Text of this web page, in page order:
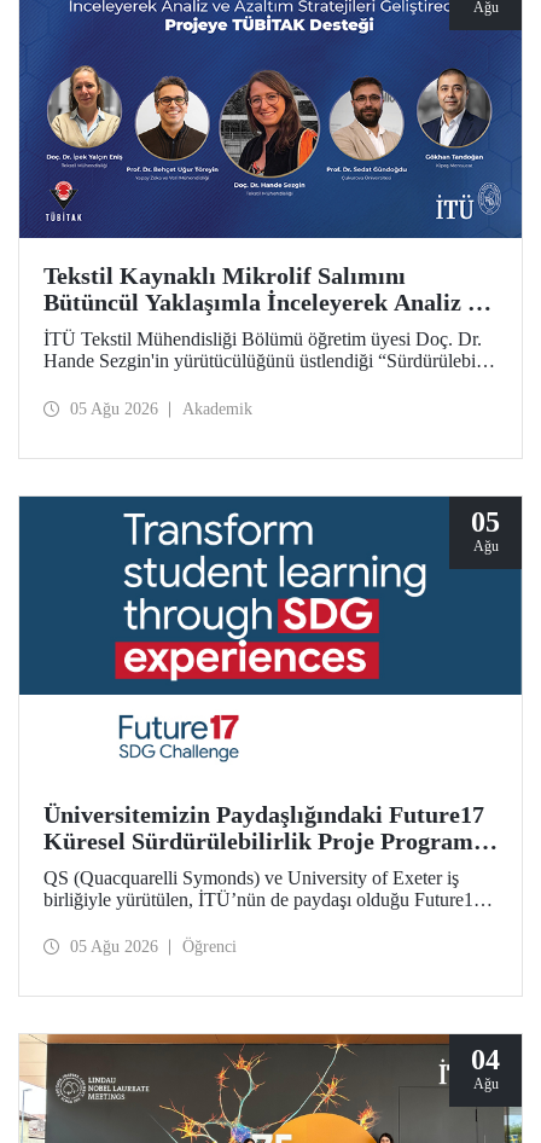
Ağu
Tekstil Kaynaklı Mikrolif Salımını
Bütüncül Yaklaşımla İnceleyerek Analiz ve
Azaltım Stratejileri Geliştirecek Projeye
TÜBİTAK Desteği
İTÜ Tekstil Mühendisliği Bölümü öğretim üyesi Doç. Dr.
Hande Sezgin'in yürütücülüğünü üstlendiği “Sürdürülebilir
Koşullarına Bağlı Mikrolif Salımı: Aşınma, UV Maruziyeti
kapsamında desteklenmeye hak kazandı.
05 Ağu 2026 Akademik
05
Ağu
Üniversitemizin Paydaşlığındaki Future17
Küresel Sürdürülebilirlik Proje Programı,
Öğrencilerimizin Başvurularını Bekliyor
QS (Quacquarelli Symonds) ve University of Exeter iş
birliğiyle yürütülen, İTÜ’nün de paydaşı olduğu Future17
öğrenci başvuruları açıldı. Başvurular için son gün 31
05 Ağu 2026 Öğrenci
04
Ağu